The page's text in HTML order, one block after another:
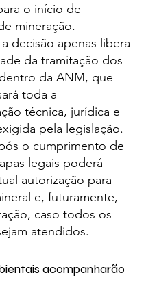
o início de
mineração.
decisão apenas libera
da tramitação dos
da ANM, que
toda a
técnica, jurídica e
pela legislação.
o cumprimento de
legais poderá
autorização para
e, futuramente,
caso todos os
atendidos.
acompanharão